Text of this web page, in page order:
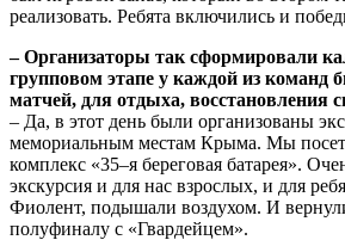
реализовать. Ребята включились и
– Организаторы так сформировали
групповом этапе у каждой из команд
матчей, для отдыха, восстановления
– Да, в этот день были организованы
мемориальным местам Крыма. Мы
комплекс «35–я береговая батарея».
экскурсия и для нас взрослых, и для
Фиолент, подышали воздухом. И
полуфиналу с «Гвардейцем».